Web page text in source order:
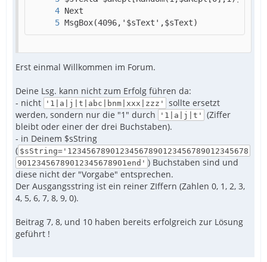
MsgBox(4096,'$sText',$sText)
Erst einmal Willkommen im Forum.
Deine Lsg. kann nicht zum Erfolg führen da:
- nicht
'1|a|j|t|abc|bnm|xxx|zzz'
sollte ersetzt
werden, sondern nur die "1" durch
'1|a|j|t'
(Ziffer
bleibt oder einer der drei Buchstaben).
- in Deinem $sString
( $sString='12345678901234567890123456789012345678
90123456789012345678901end' ) Buchstaben sind und
diese nicht der "Vorgabe" entsprechen.
Der Ausgangsstring ist ein reiner ZIffern (Zahlen 0, 1, 2, 3,
4, 5, 6, 7, 8, 9, 0).
Beitrag 7, 8, und 10 haben bereits erfolgreich zur Lösung
geführt !